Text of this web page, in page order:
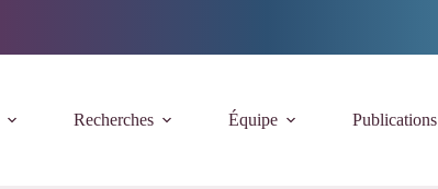
Recherches Équipe Publications